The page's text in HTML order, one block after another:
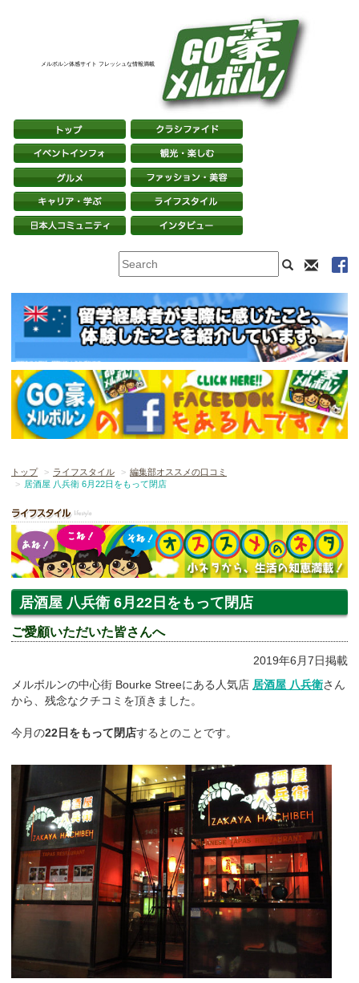
メルボルン体感サイト フレッシュな情報満載
トップ ライフスタイル
編集部オススメの口コミ
居酒屋 八兵衛 6月22日をもって閉店
居酒屋 八兵衛 6月22日をもって閉店
ご愛顧いただいた皆さんへ
2019年6月7日掲載
メルボルンの中心街 Bourke Streeにある人気店 居酒屋 八兵衛さん
から、残念なクチコミを頂きました。
今月の22日をもって閉店するとのことです。